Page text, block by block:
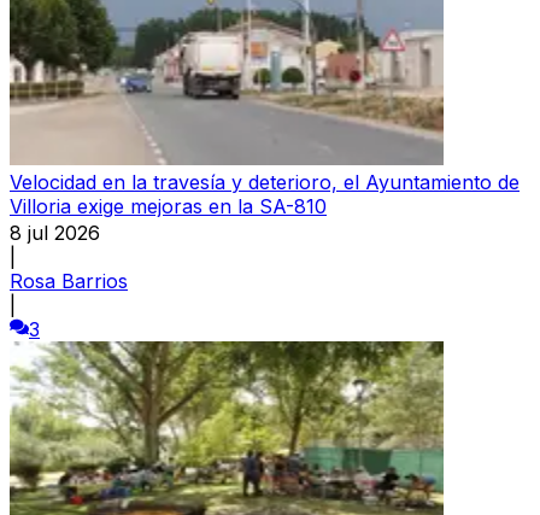
Velocidad en la travesía y deterioro, el Ayuntamiento de
Villoria exige mejoras en la SA-810
8 jul 2026
Rosa Barrios
3